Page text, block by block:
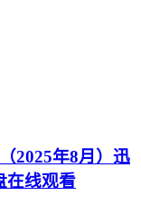
2025年8月）迅
在线观看